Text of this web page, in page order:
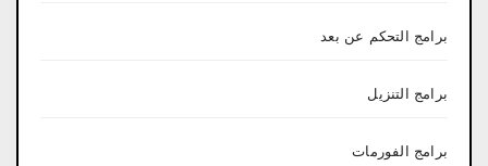
برامج التحكم عن بعد
برامج التنزيل
برامج الفورمات